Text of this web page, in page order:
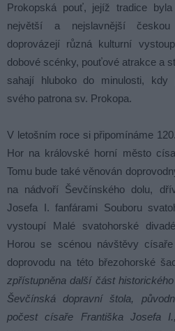
Prokopská pouť, jejíž tradice
největší a nejslavnější
doprovázejí různá kulturní
dobové scénky, pouťové atrakce a
sahají hluboko do minulosti, kdy
svého patrona sv. Prokopa.
V letošním roce si připomínáme
Hor na královské horní město
Tomu bude také věnován
na nádvoří Ševčínského dolu,
Josefa I. fanfárami Souboru
vystoupí Malé svatohorské
Horou se scénou návštěvy
doprovodu na této březohorské
zpřístupněna další část
Ševčínská dopravní štola,
počest císaře Františka Josefa